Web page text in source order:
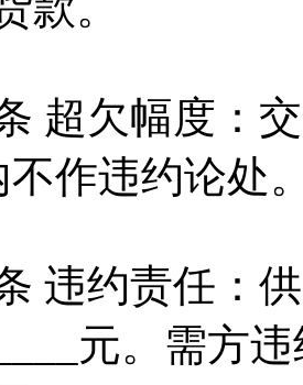
欠幅度：交
不作违约论处
约责任：供
元。需方